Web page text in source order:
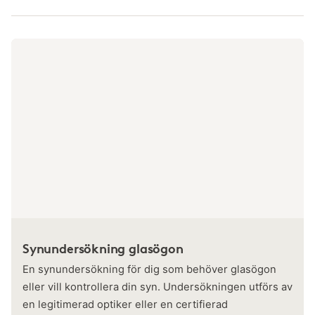
Synundersökning glasögon
En synundersökning för dig som behöver glasögon
eller vill kontrollera din syn. Undersökningen utförs av
en legitimerad optiker eller en certifierad